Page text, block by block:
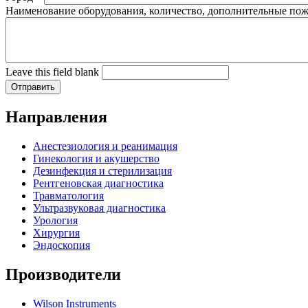
Наименование оборудования, количество, дополнительные
Leave this field blank
Направления
Анестезиология и реанимация
Гинекология и акушерство
Дезинфекция и стерилизация
Рентгеновская диагностика
Травматология
Ультразвуковая диагностика
Урология
Хирургия
Эндоскопия
Производители
Wilson Instruments